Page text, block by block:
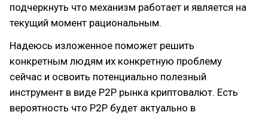
подчеркнуть что механизм работает и является на
текущий момент рациональным.
Надеюсь изложенное поможет решить
конкретным людям их конкретную проблему
сейчас и освоить потенциально полезный
инструмент в виде P2P рынка криптовалют. Есть
вероятность что P2P будет актуально в